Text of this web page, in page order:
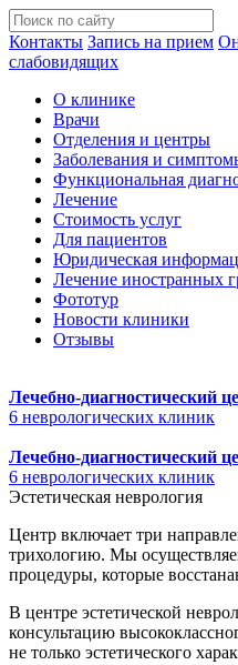
Контакты Запись на прием
слабовидящих
О клинике
Врачи
Отделения и центры
Заболевания и
Функциональная
Лечение
Стоимость услуг
Для пациентов
Юридическая
Лечение иностранных
Фототур
Новости клиники
Отзывы
Лечебно-диагностический
6 неврологических клиник
Лечебно-диагностический
6 неврологических клиник
Эстетическая неврология
Центр включает три
трихологию. Мы
процедуры, которые
В центре эстетической
консультацию
не только эстетического